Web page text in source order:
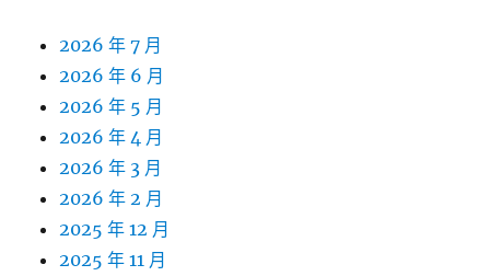
2026 年 7 月
2026 年 6 月
2026 年 5 月
2026 年 4 月
2026 年 3 月
2026 年 2 月
2025 年 12 月
2025 年 11 月